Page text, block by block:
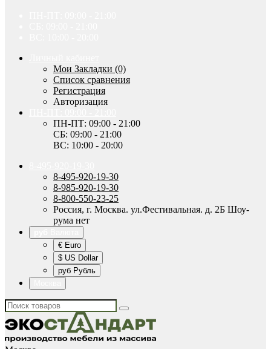
Мои Закладки (0)
Список сравнения
Регистрация
Авторизация
ПН-ПТ: 09:00 - 21:00
СБ: 09:00 - 21:00
ВС: 10:00 - 20:00
8-495-920-19-30
8-985-920-19-30
8-800-550-23-25
Россия, г. Москва. ул.Фестивальная. д. 2Б Шоу-
рума нет
€ Euro
$ US Dollar
руб Рубль